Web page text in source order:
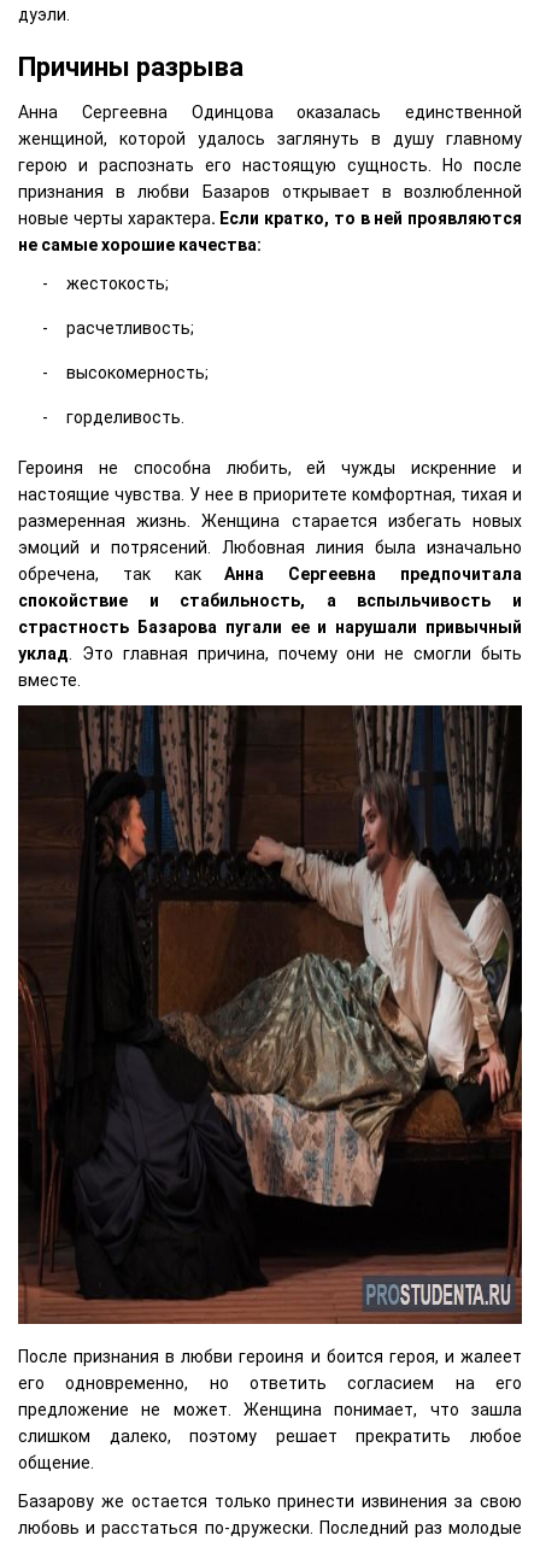
дуэли.
Причины разрыва
Анна Сергеевна Одинцова оказалась единственной
женщиной, которой удалось заглянуть в душу главному
герою и распознать его настоящую сущность. Но после
признания в любви Базаров открывает в возлюбленной
новые черты характера. Если кратко, то в ней проявляются
не самые хорошие качества:
жестокость;
расчетливость;
высокомерность;
горделивость.
Героиня не способна любить, ей чужды искренние и
настоящие чувства. У нее в приоритете комфортная, тихая и
размеренная жизнь. Женщина старается избегать новых
эмоций и потрясений. Любовная линия была изначально
обречена, так какАнна Сергеевна предпочитала
спокойствие и стабильность, а вспыльчивость и
страстность Базарова пугали ее и нарушали привычный
уклад . Это главная причина, почему они не смогли быть
вместе.
После признания в любви героиня и боится героя, и жалеет
его одновременно, но ответить согласием на его
предложение не может. Женщина понимает, что зашла
слишком далеко, поэтому решает прекратить любое
общение.
Базарову же остается только принести извинения за свою
любовь и расстаться по-дружески. Последний раз молодые